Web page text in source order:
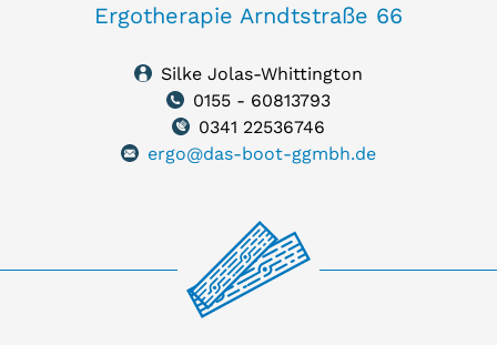
Ergotherapie Arndtstraße 66
Silke Jolas-Whittington
0155 - 60813793
0341 22536746
ergo@das-boot-ggmbh.de